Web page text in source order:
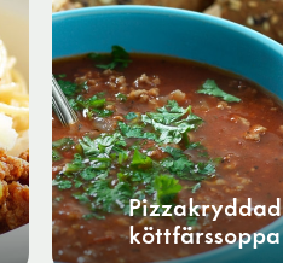
Pizzakryddad
köttfärssoppa